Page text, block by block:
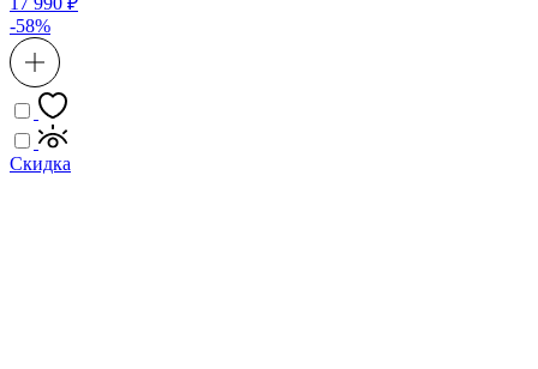
-58%
Скидка